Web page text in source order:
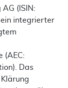
(ISIN:
ein integrierter
(AEC:
Das